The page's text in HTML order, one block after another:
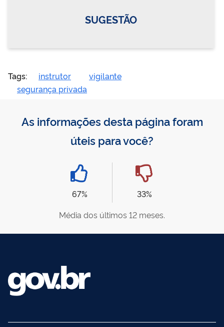
SUGESTÃO
Tags: instrutor
vigilante
segurança privada
As informações desta página foram
úteis para você?
67%
33%
Média dos últimos 12 meses.